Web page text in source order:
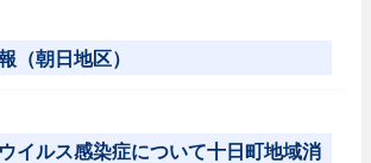
（朝日地区）
イルス感染症について十日町地域消